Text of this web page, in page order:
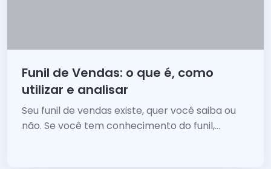
Funil de Vendas: o que é, como
utilizar e analisar
Seu funil de vendas existe, quer você saiba ou
não. Se você tem conhecimento do funil,...